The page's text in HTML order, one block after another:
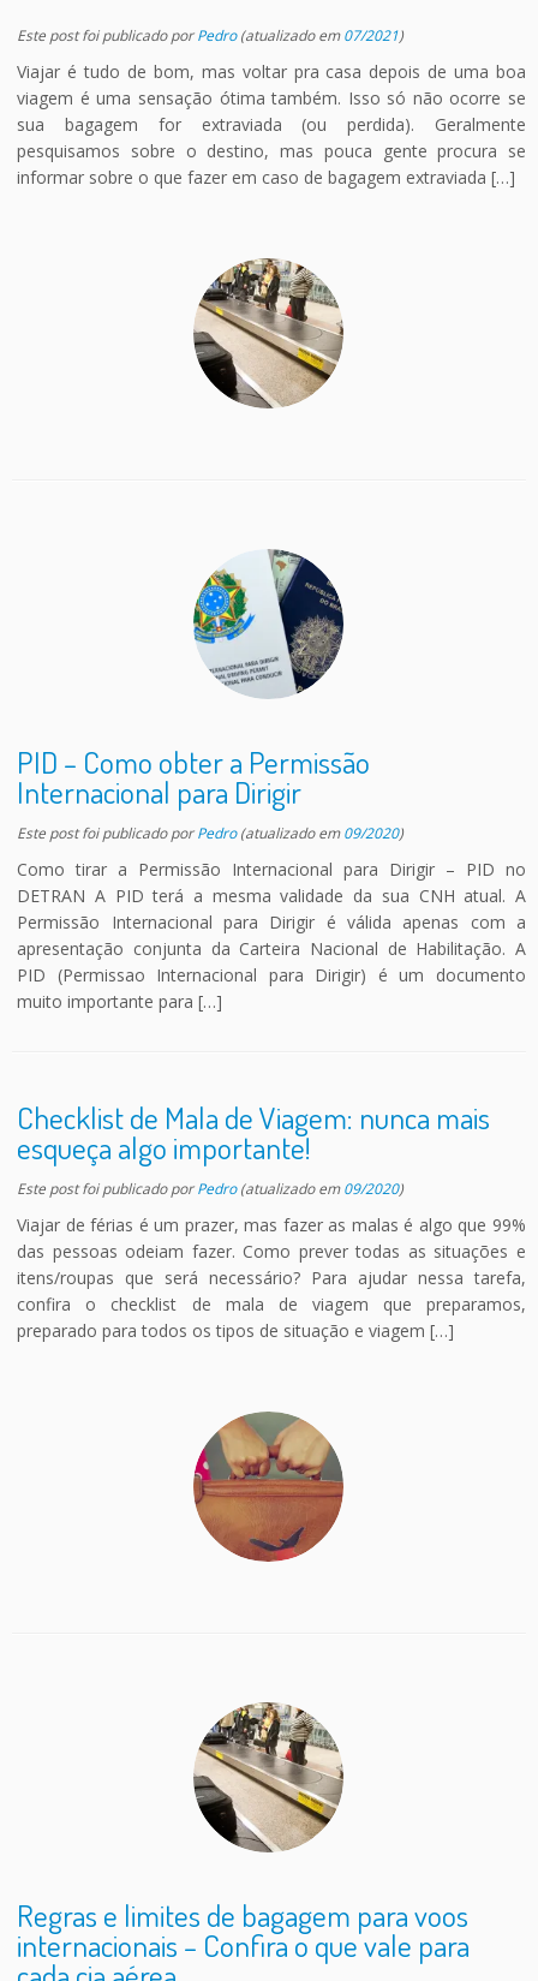
Este post foi publicadoporPedro(atualizado em07/2021)
Viajar é tudo de bom, mas voltar pra casa depois de uma boa
viagem é uma sensação ótima também. Isso só não ocorre se
sua bagagem for extraviada (ou perdida). Geralmente
pesquisamos sobre o destino, mas pouca gente procura se
informar sobre o que fazer em caso de bagagem extraviada […]
PID – Como obter a Permissão
Internacional para Dirigir
Este post foi publicadoporPedro(atualizado em09/2020)
Como tirar a Permissão Internacional para Dirigir – PID no
DETRAN A PID terá a mesma validade da sua CNH atual. A
Permissão Internacional para Dirigir é válida apenas com a
apresentação conjunta da Carteira Nacional de Habilitação. A
PID (Permissao Internacional para Dirigir) é um documento
muito importante para […]
Checklist de Mala de Viagem: nunca mais
esqueça algo importante!
Este post foi publicadoporPedro(atualizado em09/2020)
Viajar de férias é um prazer, mas fazer as malas é algo que 99%
das pessoas odeiam fazer. Como prever todas as situações e
itens/roupas que será necessário? Para ajudar nessa tarefa,
confira o checklist de mala de viagem que preparamos,
preparado para todos os tipos de situação e viagem […]
Regras e limites de bagagem para voos
internacionais – Confira o que vale para